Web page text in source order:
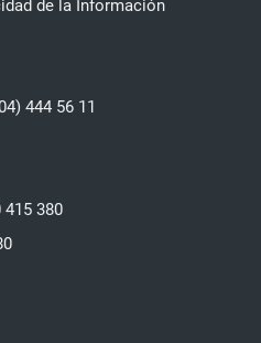
de la Información
444 56 11
380